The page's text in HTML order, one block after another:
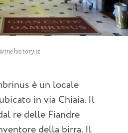
è un locale
in via Chiaia. Il
re delle Fiandre
della birra. Il